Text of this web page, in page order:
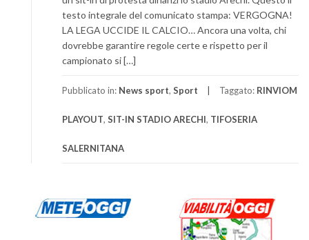
testo integrale del comunicato stampa: VERGOGNA!
LA LEGA UCCIDE IL CALCIO… Ancora una volta, chi
dovrebbe garantire regole certe e rispetto per il
campionato si […]
Pubblicato in: News sport, Sport Taggato: RINVIOM
PLAYOUT, SIT-IN STADIO ARECHI, TIFOSERIA
SALERNITANA